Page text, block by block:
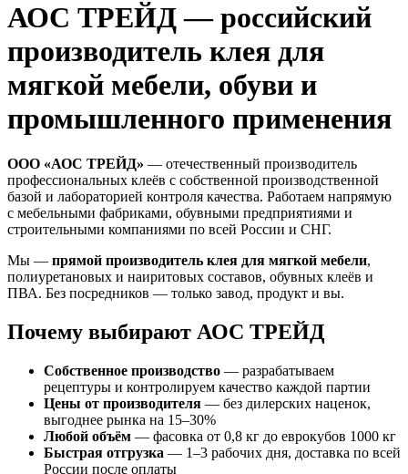
АОС ТРЕЙД — российский
производитель клея для
мягкой мебели, обуви и
промышленного применения
ООО «АОС ТРЕЙД» — отечественный производитель
профессиональных клеёв с собственной производственной
базой и лабораторией контроля качества. Работаем напрямую
с мебельными фабриками, обувными предприятиями и
строительными компаниями по всей России и СНГ.
Мы — прямой производитель клея для мягкой мебели,
полиуретановых и наиритовых составов, обувных клеёв и
ПВА. Без посредников — только завод, продукт и вы.
Почему выбирают АОС ТРЕЙД
Собственное производство — разрабатываем
рецептуры и контролируем качество каждой партии
Цены от производителя — без дилерских наценок,
выгоднее рынка на 15–30%
Любой объём — фасовка от 0,8 кг до еврокубов 1000 кг
Быстрая отгрузка — 1–3 рабочих дня, доставка по всей
России после оплаты